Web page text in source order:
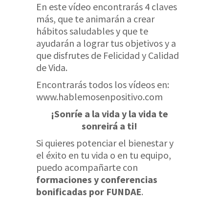
En este vídeo encontrarás 4 claves
más, que te animarán a crear
hábitos saludables y que te
ayudarán a lograr tus objetivos y a
que disfrutes de Felicidad y Calidad
de Vida.
Encontrarás todos los vídeos en:
www.hablemosenpositivo.com
¡Sonríe a la vida y la vida te
sonreirá a ti!
Si quieres potenciar el bienestar y
el éxito en tu vida o en tu equipo,
puedo acompañarte con
formaciones y conferencias
bonificadas por FUNDAE.